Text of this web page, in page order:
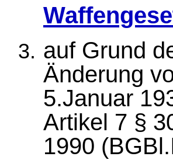
auf Grund
Änderung
5.Januar
Artikel 7 §
1990